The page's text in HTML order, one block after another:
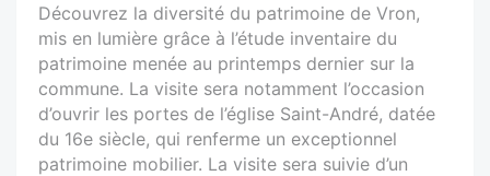
Découvrez la diversité du patrimoine de Vron,
mis en lumière grâce à l’étude inventaire du
patrimoine menée au printemps dernier sur la
commune. La visite sera notamment l’occasion
d’ouvrir les portes de l’église Saint-André, datée
du 16e siècle, qui renferme un exceptionnel
patrimoine mobilier. La visite sera suivie d’un